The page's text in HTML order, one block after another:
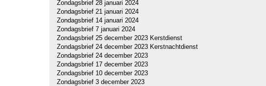
Zondagsbrief 28 januari 2024
Zondagsbrief 21 januari 2024
Zondagsbrief 14 januari 2024
Zondagsbrief 7 januari 2024
Zondagsbrief 25 december 2023 Kerstdienst
Zondagsbrief 24 december 2023 Kerstnachtdienst
Zondagsbrief 24 december 2023
Zondagsbrief 17 december 2023
Zondagsbrief 10 december 2023
Zondagsbrief 3 december 2023